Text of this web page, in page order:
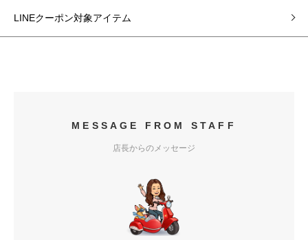
LINEクーポン対象アイテム
MESSAGE FROM STAFF
店長からのメッセージ